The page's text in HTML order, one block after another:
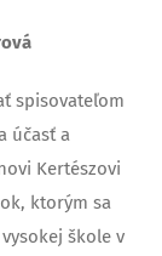
spisovateľom
účasť a
Kertészovi
ktorým sa
škole v